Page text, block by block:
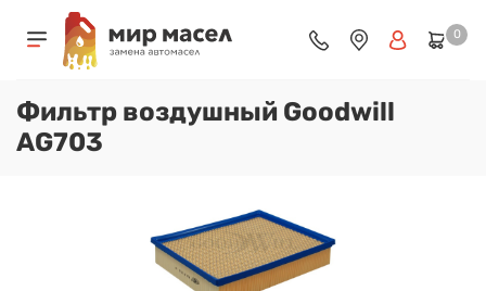
0
Фильтр воздушный Goodwill
AG703